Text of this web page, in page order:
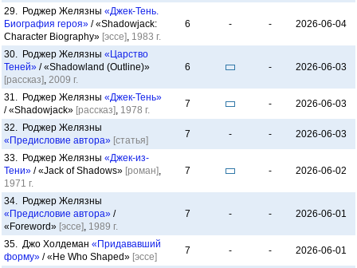
29. Роджер Желязны «Джек-Тень.
Биография героя» / «Shadowjack:
Character Biography» [эссе], 1983 г.
6 - - 2026-06-04
30. Роджер Желязны «Царство
Теней» / «Shadowland (Outline)»
[рассказ], 2009 г.
6 - 2026-06-03
31. Роджер Желязны «Джек-Тень»
/ «Shadowjack» [рассказ], 1978 г.
7 - 2026-06-03
32. Роджер Желязны
«Предисловие автора» [статья]
7 - - 2026-06-03
33. Роджер Желязны «Джек-из-
Тени» / «Jack of Shadows» [роман],
1971 г.
7 - 2026-06-02
34. Роджер Желязны
«Предисловие автора» /
«Foreword» [эссе], 1989 г.
7 - - 2026-06-01
35. Джо Холдеман «Придававший
форму» / «He Who Shaped» [эссе]
7 - - 2026-06-01